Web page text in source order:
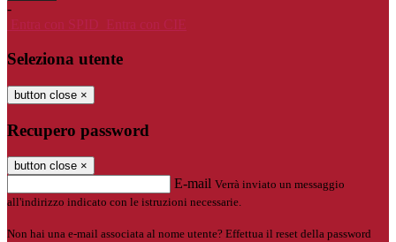
-
Entra con SPID
Entra con CIE
Seleziona utente
button close ×
Recupero password
button close ×
E-mail Verrà inviato un messaggio
all'indirizzo indicato con le istruzioni necessarie.
Non hai una e-mail associata al nome utente? Effettua il reset della password